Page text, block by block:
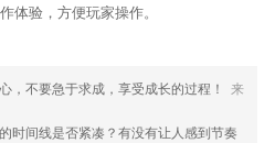
体验，方便玩家操作。
，不要急于求成，享受成长的过程！
来
时间线是否紧凑？有没有让人感到节奏